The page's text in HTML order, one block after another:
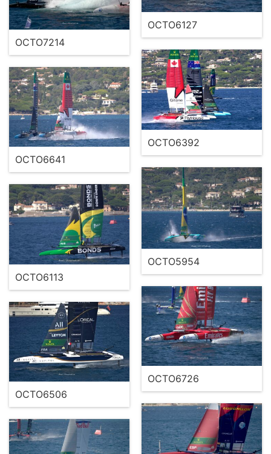
OCTO6127
OCTO7214
OCTO6392
OCTO6641
OCTO5954
OCTO6113
OCTO6726
OCTO6506